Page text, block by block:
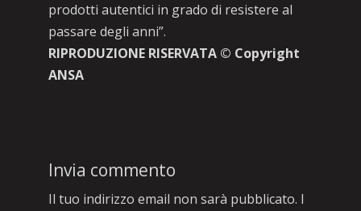
prodotti autentici in grado di resistere al
passare degli anni”.
RIPRODUZIONE RISERVATA © Copyright
ANSA
Invia commento
Il tuo indirizzo email non sarà pubblicato. I